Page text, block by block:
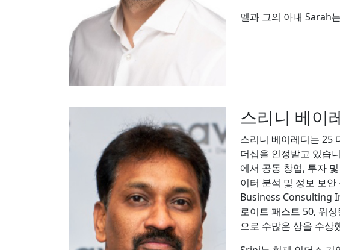
멜과 그의 아내 Sarah
스리니 베이
스리니 베이레디는 25
더십을 인정받고 있습
에서 공동 창업, 투자
이터 분석 및 정보 보
Business Consulting
로이트 패스트 50, 워
으로 수많은 상을 수상